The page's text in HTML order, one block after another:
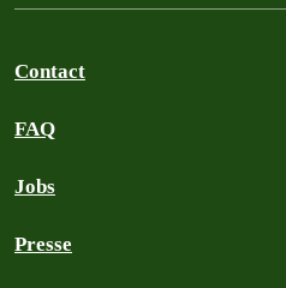
Contact
FAQ
Jobs
Presse